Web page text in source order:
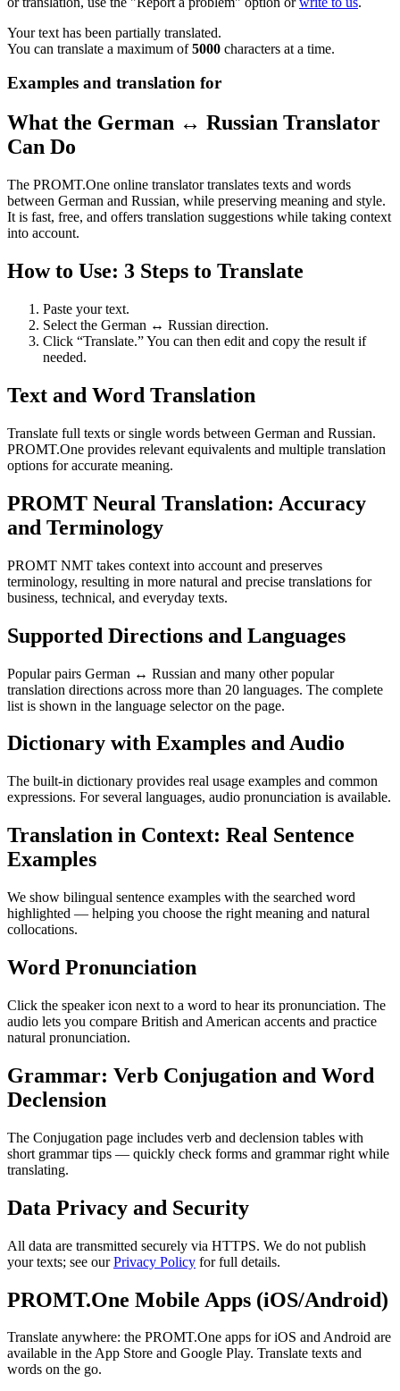
Your text has been partially translated.
You can translate a maximum of5000 characters at a time.
Examples and translation for
What the German ↔ Russian Translator
Can Do
The PROMT.One online translator translates texts and words
between German and Russian, while preserving meaning and style.
It is fast, free, and offers translation suggestions while taking context
into account.
How to Use: 3 Steps to Translate
Paste your text.
Select the German ↔ Russian direction.
Click “Translate.” You can then edit and copy the result if
needed.
Text and Word Translation
Translate full texts or single words between German and Russian.
PROMT.One provides relevant equivalents and multiple translation
options for accurate meaning.
PROMT Neural Translation: Accuracy
and Terminology
PROMT NMT takes context into account and preserves
terminology, resulting in more natural and precise translations for
business, technical, and everyday texts.
Supported Directions and Languages
Popular pairs German ↔ Russian and many other popular
translation directions across more than 20 languages. The complete
list is shown in the language selector on the page.
Dictionary with Examples and Audio
The built-in dictionary provides real usage examples and common
expressions. For several languages, audio pronunciation is available.
Translation in Context: Real Sentence
Examples
We show bilingual sentence examples with the searched word
highlighted — helping you choose the right meaning and natural
collocations.
Word Pronunciation
Click the speaker icon next to a word to hear its pronunciation. The
audio lets you compare British and American accents and practice
natural pronunciation.
Grammar: Verb Conjugation and Word
Declension
The Conjugation page includes verb and declension tables with
short grammar tips — quickly check forms and grammar right while
translating.
Data Privacy and Security
All data are transmitted securely via HTTPS. We do not publish
your texts; see ourPrivacy Policy for full details.
PROMT.One Mobile Apps (iOS/Android)
Translate anywhere: the PROMT.One apps for iOS and Android are
available in the App Store and Google Play. Translate texts and
words on the go.